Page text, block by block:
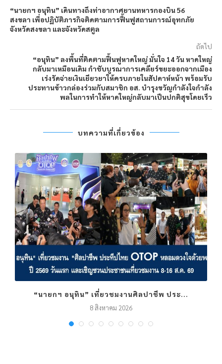
“นายกฯ อนุทิน” เดินทางถึงท่าอากาศยานทหารกองบิน 56
สงขลา เพื่อปฏิบัติภารกิจติดตามการฟื้นฟูสถานการณ์อุทกภัย
จังหวัดสงขลา และจังหวัดสตูล
ถัดไป
“อนุทิน” ลงพื้นที่ติดตามฟื้นฟูหาดใหญ่ มั่นใจ 14 วัน หาดใหญ่
กลับมาเหมือนเดิม กำชับบูรณาการเคลียร์ขยะออกจากเมือง
เร่งรัดจ่ายเงินเยียวยาให้ครบภายในสัปดาห์หน้า พร้อมรับ
ประทานข้าวกล่องร่วมกับสมาชิก อส. บำรุงขวัญกำลังใจกำลัง
พลในการทำให้หาดใหญ่กลับมาเป็นปกติสุขโดยเร็ว
บทความที่เกี่ยวข้อง
“นายกฯ อนุทิน” เที่ยวชมงานศิลปาชีพ ประ...
8 สิงหาคม 2026